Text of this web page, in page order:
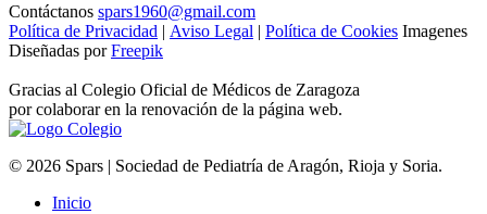
Contáctanos spars1960@gmail.com
Política de Privacidad | Aviso Legal | Política de Cookies Imagenes
Diseñadas porFreepik
Gracias al Colegio Oficial de Médicos de Zaragoza
por colaborar en la renovación de la página web.
© 2026 Spars | Sociedad de Pediatría de Aragón, Rioja y Soria.
Inicio